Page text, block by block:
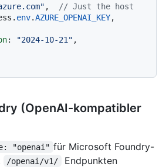
,
// Just the host
env.AZURE_OPENAI_KEY,
: "2024-10-21" ,
(OpenAI-kompatibler
"openai" für Microsoft Foundry-
/openai/v1/
Endpunkten